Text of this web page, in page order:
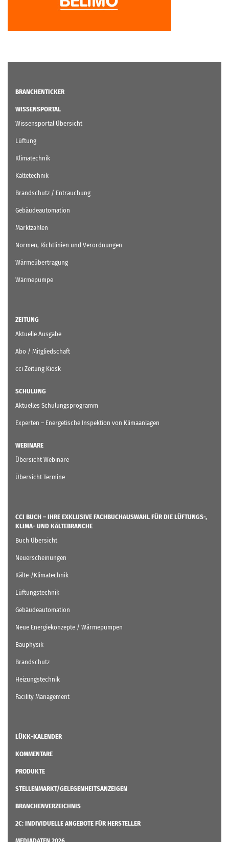
BRANCHENTICKER
WISSENSPORTAL
Wissensportal Übersicht
Lüftung
Klimatechnik
Kältetechnik
Brandschutz / Entrauchung
Gebäudeautomation
Marktzahlen
Normen, Richtlinien und Verordnungen
Wärmeübertragung
Wärmepumpe
ZEITUNG
Aktuelle Ausgabe
Abo / Mitgliedschaft
cci Zeitung Kiosk
SCHULUNG
Aktuelles Schulungsprogramm
Experten – Energetische Inspektion von Klimaanlagen
WEBINARE
Übersicht Webinare
Übersicht Termine
CCI BUCH – IHRE EXKLUSIVE FACHBUCHAUSWAHL FÜR DIE LÜFTUNGS-,
KLIMA- UND KÄLTEBRANCHE
Buch Übersicht
Neuerscheinungen
Kälte-/Klimatechnik
Lüftungstechnik
Gebäudeautomation
Neue Energiekonzepte / Wärmepumpen
Bauphysik
Brandschutz
Heizungstechnik
Facility Management
LÜKK-KALENDER
KOMMENTARE
PRODUKTE
STELLENMARKT/GELEGENHEITSANZEIGEN
BRANCHENVERZEICHNIS
2C: INDIVIDUELLE ANGEBOTE FÜR HERSTELLER